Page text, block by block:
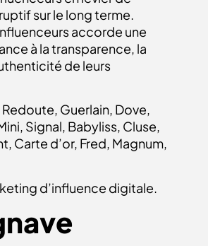
sur le long terme.
accorde une
à la transparence, la
de leurs
Redoute, Guerlain, Dove,
Signal, Babyliss, Cluse,
Carte d’or, Fred, Magnum,
d’influence digitale.